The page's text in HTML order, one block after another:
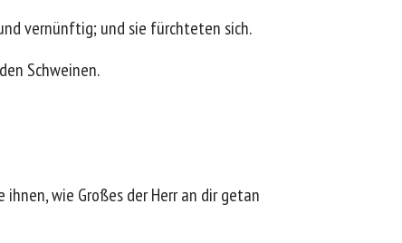
vernünftig; und sie fürchteten sich.
Schweinen.
ihnen, wie Großes der Herr an dir getan